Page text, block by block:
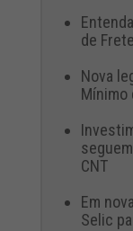
de
Nova
Mínimo
CNT
Em
Selic